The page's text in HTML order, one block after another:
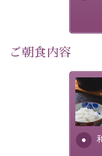
・1,500円分館内利
・水墨画巡りのご
・記念写真＆15周
ド】プレゼント（1
ご朝食内容
さっ
れる
ふん
安全